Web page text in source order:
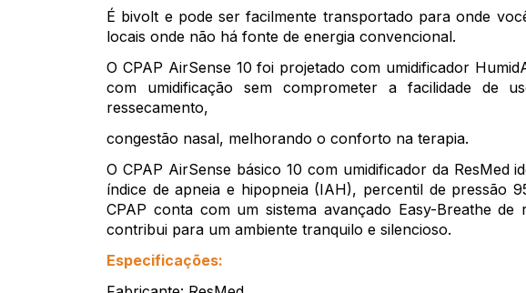
É bivolt e pode ser facilmente transportado para onde
locais onde não há fonte de energia convencional.
O CPAP AirSense 10 foi projetado com umidificador
com umidificação sem comprometer a facilidade de
ressecamento,
congestão nasal, melhorando o conforto na terapia.
O CPAP AirSense básico 10 com umidificador da ResMed
índice de apneia e hipopneia (IAH), percentil de pressão
CPAP conta com um sistema avançado Easy-Breathe
contribui para um ambiente tranquilo e silencioso.
Especificações: